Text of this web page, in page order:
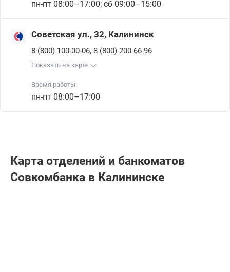
пн-пт 08:00–17:00; сб 09:00–15:00
Советская ул., 32, Калининск
8 (800) 100-00-06, 8 (800) 200-66-96
Показать на карте
Время работы:
пн-пт 08:00–17:00
Карта отделений и банкоматов
Совкомбанкa в Калининске